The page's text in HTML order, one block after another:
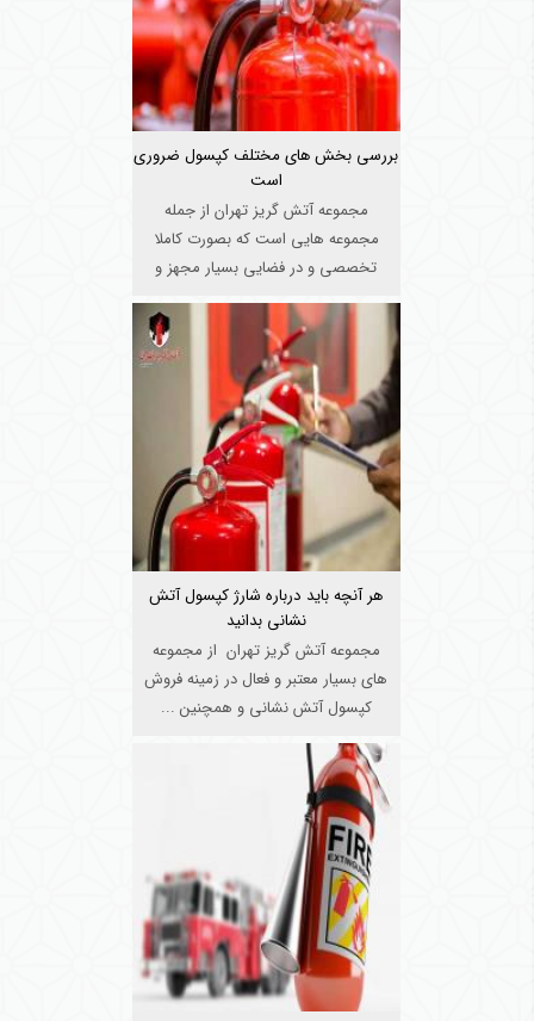
بررسی بخش های مختلف کپسول ضروری
است
مجموعه آتش گریز تهران از جمله
مجموعه هایی است که بصورت کاملا
تخصصی و در فضایی بسیار مجهز و
هر آنچه باید درباره شارژ کپسول آتش
نشانی بدانید
مجموعه آتش گریز تهران از مجموعه
های بسیار معتبر و فعال در زمینه فروش
کپسول آتش نشانی و همچنین ...